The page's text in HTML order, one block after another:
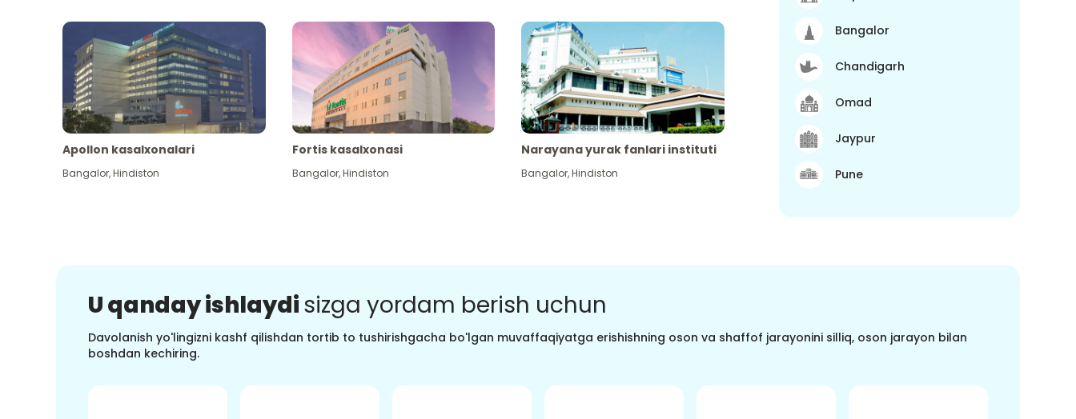
Apollon kasalxonalari
Bangalor,Hindiston
Fortis kasalxonasi
Bangalor,Hindiston
Narayana yurak fanlari instituti
Bangalor,Hindiston
Bangalor
Chandigarh
Omad
Jaypur
Pune
U qanday ishlaydisizga yordam berish uchun
Davolanish yo'lingizni kashf qilishdan tortib to tushirishgacha bo'lgan muvaffaqiyatga erishishning oson va shaffof jarayonini silliq, oson jarayon bilan
boshdan kechiring.